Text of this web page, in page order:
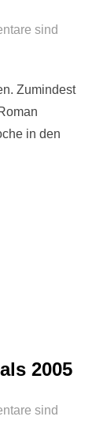
sind
Zumindest
in den
OFFENEN
2005
sind